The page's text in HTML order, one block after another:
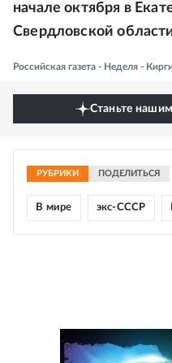
начале октября в
Свердловской
Российская газета - Неделя -
Станьте
РУБРИКИ ПОДЕЛИТЬСЯ
В мире экс-СССР